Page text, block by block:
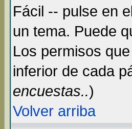
Fácil -- pulse en
un tema. Puede
Los permisos
inferior de cada
encuestas..)
Volver arriba